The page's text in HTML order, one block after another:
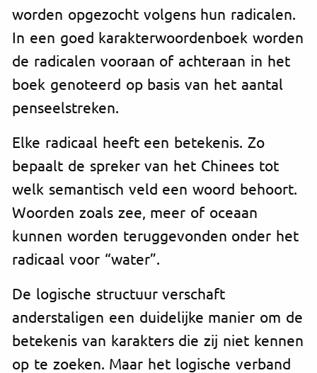
worden opgezocht volgens hun radicalen.
In een goed karakterwoordenboek worden
de radicalen vooraan of achteraan in het
boek genoteerd op basis van het aantal
penseelstreken.
Elke radicaal heeft een betekenis. Zo
bepaalt de spreker van het Chinees tot
welk semantisch veld een woord behoort.
Woorden zoals zee, meer of oceaan
kunnen worden teruggevonden onder het
radicaal voor “water”.
De logische structuur verschaft
anderstaligen een duidelijke manier om de
betekenis van karakters die zij niet kennen
op te zoeken. Maar het logische verband